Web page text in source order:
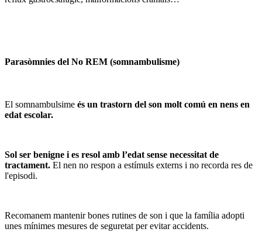
Parasòmnies del No REM (somnambulisme)
El somnambulsime és un trastorn del son molt comú en nens en
edat escolar.
Sol ser benigne i es resol amb l’edat sense necessitat de
tractament. El nen no respon a estímuls externs i no recorda res de
l'episodi.
Recomanem mantenir bones rutines de son i que la família adopti
unes mínimes mesures de seguretat per evitar accidents.